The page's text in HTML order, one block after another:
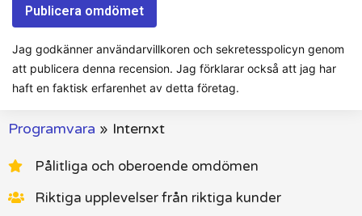
Jag godkänner användarvillkoren och sekretesspolicyn genom
att publicera denna recension. Jag förklarar också att jag har
haft en faktisk erfarenhet av detta företag.
Programvara » Internxt
Pålitliga och oberoende omdömen
Riktiga upplevelser från riktiga kunder